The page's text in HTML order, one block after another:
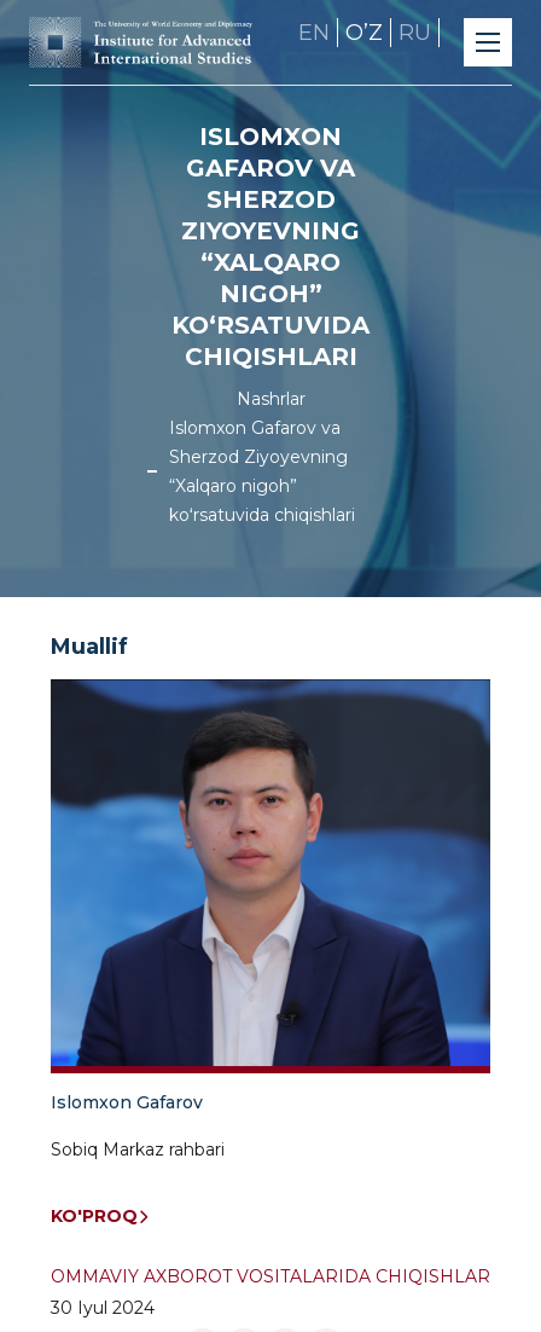
EN OʼZ RU
ISLOMXON
GAFAROV VA
SHERZOD
ZIYOYEVNING
“XALQARO
NIGOH”
KOʻRSATUVIDA
CHIQISHLARI
Nashrlar
Islomxon Gafarov va
Sherzod Ziyoyevning
“Xalqaro nigoh”
koʻrsatuvida chiqishlari
Muallif
Islomxon Gafarov
Sobiq Markaz rahbari
KO'PROQ
OMMAVIY AXBOROT VOSITALARIDA CHIQISHLAR
30 Iyul 2024